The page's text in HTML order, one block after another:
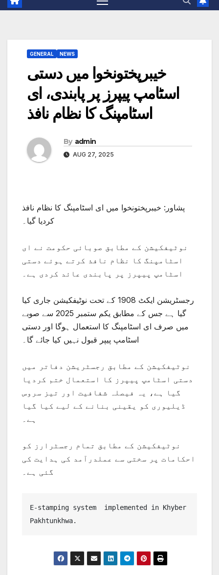
GENERAL NEWS
خیبرپختونخوا میں دستی
اسٹامپ پیپرز پر پابندی، ای
اسٹامپنگ کا نظام نافذ
By admin
AUG 27, 2025
پشاور: خیبرپختونخوا میں ای اسٹامپنگ کا نظام نافذ
کردیا گیا۔
نوٹیفکیشن کے مطابق صوبائی حکومت نے ای
اسٹامپنگ کا نظام نافذ کرتے ہوئے دستی
اسٹامپ پیپرز پر پابندی عائد کردی ہے۔
رجسٹریشن ایکٹ 1908 کے تحت نوٹیفکیشن جاری کیا
گیا ہے جس کے مطابق یکم ستمبر 2025 سے صوبے
میں صرف ای اسٹامپنگ کا استعمال ہوگا اور دستی
اسٹامپ پیپر قبول نہیں کیا جائے گا۔
نوٹیفکیشن کے مطابق رجسٹریشن دفاتر میں
دستی اسٹامپ پیپرز کا استعمال ختم کردیا
گیا ہے، یہ فیصلہ شفافیت اور تیز سروس
ڈیلیوری کو یقینی بنانے کے لیے کیا گیا
ہے۔
نوٹیفکیشن کے مطابق تمام رجسٹرارز کو
احکامات پر سختی سے عملدرآمد کی ہدایت کی
گئی ہے۔
E-stamping system  implemented in Khyber
Pakhtunkhwa.